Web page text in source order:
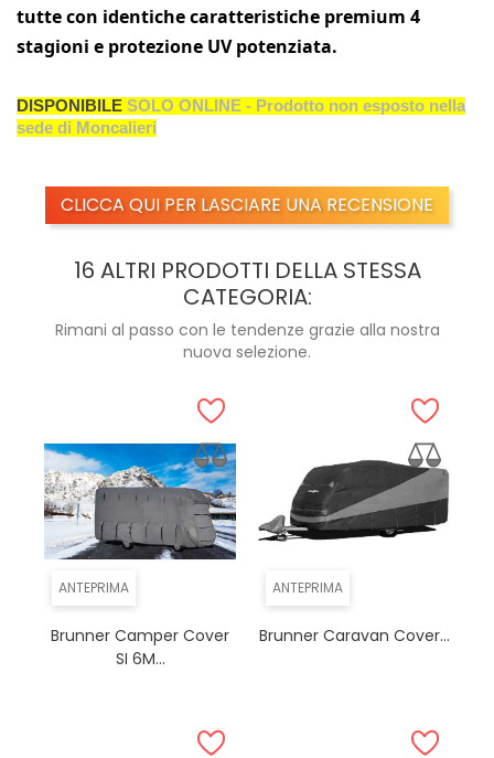
tutte con identiche caratteristiche premium 4
stagioni e protezione UV potenziata.
DISPONIBILE SOLO ONLINE - Prodotto non esposto nella
sede di Moncalieri
CLICCA QUI PER LASCIARE UNA RECENSIONE
16 ALTRI PRODOTTI DELLA STESSA
CATEGORIA:
Rimani al passo con le tendenze grazie alla nostra
nuova selezione.
ANTEPRIMA
Brunner Camper Cover
SI 6M...
ANTEPRIMA
Brunner Caravan Cover...